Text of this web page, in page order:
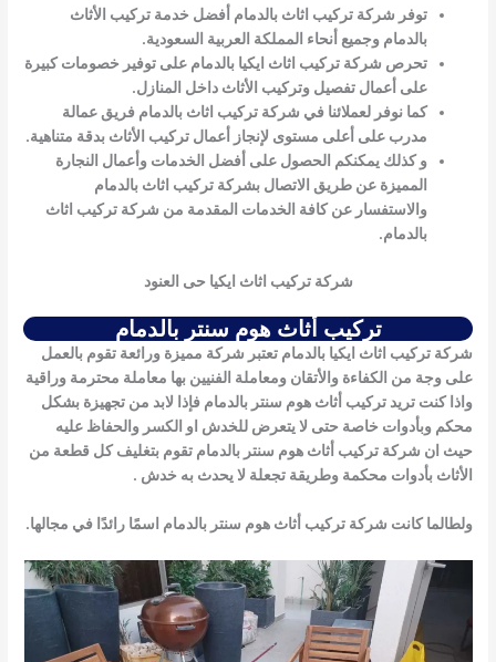
توفر شركة تركيب اثاث بالدمام أفضل خدمة تركيب الأثاث
بالدمام وجميع أنحاء المملكة العربية السعودية.
تحرص شركة تركيب اثاث ايكيا بالدمام على توفير خصومات كبيرة
على أعمال تفصيل وتركيب الأثاث داخل المنازل.
كما نوفر لعملائنا في شركة تركيب اثاث بالدمام فريق عمالة
مدرب على أعلى مستوى لإنجاز أعمال تركيب الأثاث بدقة متناهية.
و كذلك يمكنكم الحصول على أفضل الخدمات وأعمال النجارة
المميزة عن طريق الاتصالبشركة تركيب اثاث بالدمام
والاستفسار عن كافة الخدمات المقدمة من شركة تركيب اثاث
بالدمام.
شركة تركيب اثاث ايكيا حى العنود
تركيب أثاث هوم سنتر بالدمام
شركة تركيب اثاث ايكيا بالدمام تعتبر شركة مميزة ورائعة تقوم بالعمل
على وجة من الكفاءة والأتقان ومعاملة الفنيين بها معاملة محترمة وراقية
واذا كنت تريدتركيب أثاث هوم سنتر بالدمام فإذا لابد من تجهيزة بشكل
محكم وبأدوات خاصة حتى لا يتعرض للخدش او الكسر والحفاظ عليه
حيث ان شركةتركيب أثاث هوم سنتر بالدمام تقوم بتغليف كل قطعة من
الأثاث بأدوات محكمة وطريقة تجعلة لا يحدث به خدش .
ولطالما كانت شركةتركيب أثاث هوم سنتر بالدمام اسمًا رائدًا في مجالها.